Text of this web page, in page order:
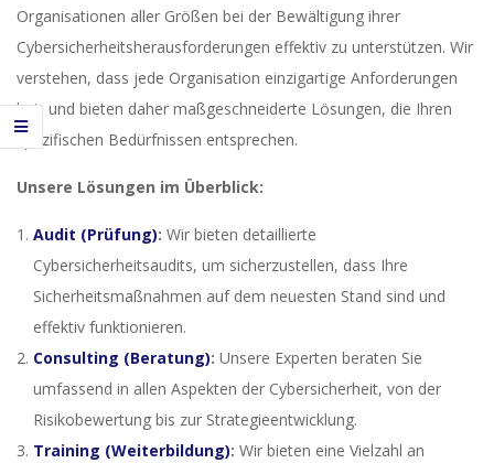
Organisationen aller Größen bei der Bewältigung ihrer
Cybersicherheitsherausforderungen effektiv zu unterstützen. Wir
verstehen, dass jede Organisation einzigartige Anforderungen
hat, und bieten daher maßgeschneiderte Lösungen, die Ihren
spezifischen Bedürfnissen entsprechen.
Unsere Lösungen im Überblick:
Audit (Prüfung): Wir bieten detaillierte
Cybersicherheitsaudits, um sicherzustellen, dass Ihre
Sicherheitsmaßnahmen auf dem neuesten Stand sind und
effektiv funktionieren.
Consulting (Beratung): Unsere Experten beraten Sie
umfassend in allen Aspekten der Cybersicherheit, von der
Risikobewertung bis zur Strategieentwicklung.
Training (Weiterbildung): Wir bieten eine Vielzahl an